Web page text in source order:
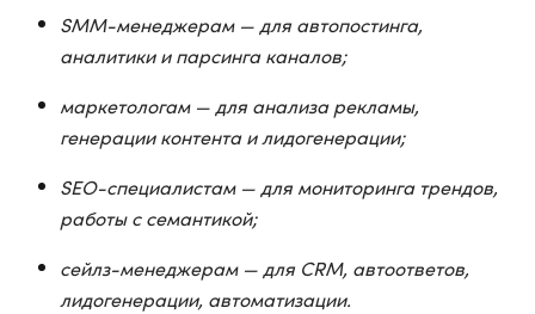
SMM-менеджерам — для автопостинга,
аналитики и парсинга каналов;
маркетологам — для анализа рекламы,
генерации контента и лидогенерации;
SEO-специалистам — для мониторинга трендов,
работы с семантикой;
сейлз-менеджерам — для CRM, автоответов,
лидогенерации, автоматизации.